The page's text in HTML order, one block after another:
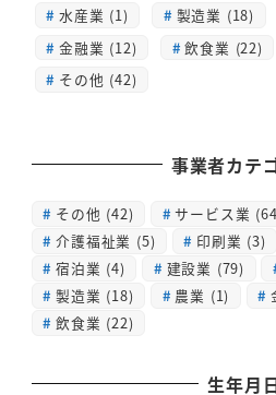
水産業 (1)
製造業 (18)
金融業 (12)
飲食業 (22)
その他 (42)
事業者カテ
その他 (42) サービス業
介護福祉業 (5) 印刷業 (3)
宿泊業 (4) 建設業 (79)
製造業 (18) 農業 (1)
飲食業 (22)
生年月